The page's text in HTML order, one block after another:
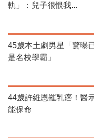
軌」：兒子很恨我...
45歲本土劇男星「驚曝
是名校學霸」
44歲許維恩罹乳癌！醫
能保命